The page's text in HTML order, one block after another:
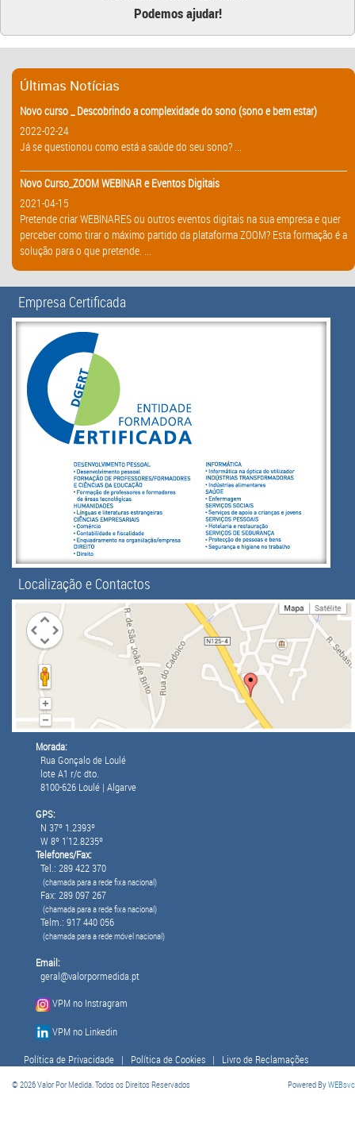
Podemos ajudar!
Últimas Notícias
Novo curso _ Descobrindo a complexidade do sono (sono e bem estar)
2022-02-24
Já se questionou como está a saúde do seu sono? ...
Novo Curso_ZOOM WEBINAR e Eventos Digitais
2021-04-15
Pretende criar WEBINARES ou outros eventos digitais na sua empresa e quer
perceber como tirar o máximo partido da plataforma ZOOM? Esta formação é a
solução para o que pretende. ...
Empresa Certificada
Localização e Contactos
Morada:
Rua Gonçalo de Loulé
lote A1 r/c dto.
8100-626 Loulé | Algarve
GPS:
N 37º 1.2393º
W 8º 1'12.8235º
Telefones/Fax:
Tel.: 289 422 370
(chamada para a rede fixa nacional)
Fax: 289 097 267
(chamada para a rede fixa nacional)
Telm.: 917 440 056
(chamada para a rede móvel nacional)
Email:
geral@valorpormedida.pt
VPM no Instragram
VPM no Linkedin
Política de Privacidade | Política de Cookies | Livro de Reclamações
© 2026 Valor Por Medida. Todos os Direitos Reservados Powered ByWEBsvc